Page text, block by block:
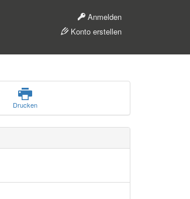
Anmelden
Konto erstellen
Drucken